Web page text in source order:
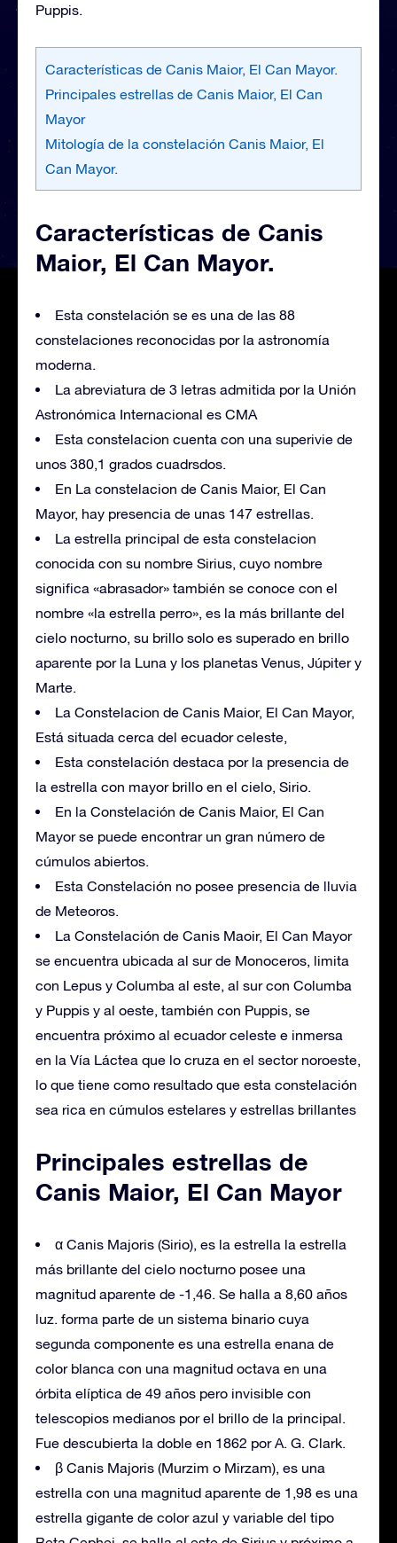
Puppis.
Características de Canis Maior, El Can Mayor.
Principales estrellas de Canis Maior, El Can
Mayor
Mitología de la constelación Canis Maior, El
Can Mayor.
Características de Canis
Maior, El Can Mayor.
Esta constelación se es una de las 88
constelaciones reconocidas por la astronomía
moderna.
La abreviatura de 3 letras admitida por la Unión
Astronómica Internacional es CMA
Esta constelacion cuenta con una superivie de
unos 380,1 grados cuadrsdos.
En La constelacion de Canis Maior, El Can
Mayor, hay presencia de unas 147 estrellas.
La estrella principal de esta constelacion
conocida con su nombre Sirius, cuyo nombre
significa «abrasador» también se conoce con el
nombre «la estrella perro», es la más brillante del
cielo nocturno, su brillo solo es superado en brillo
aparente por la Luna y los planetas Venus, Júpiter y
Marte.
La Constelacion de Canis Maior, El Can Mayor,
Está situada cerca del ecuador celeste,
Esta constelación destaca por la presencia de
la estrella con mayor brillo en el cielo, Sirio.
En la Constelación de Canis Maior, El Can
Mayor se puede encontrar un gran número de
cúmulos abiertos.
Esta Constelación no posee presencia de lluvia
de Meteoros.
La Constelación de Canis Maoir, El Can Mayor
se encuentra ubicada al sur de Monoceros, limita
con Lepus y Columba al este, al sur con Columba
y Puppis y al oeste, también con Puppis, se
encuentra próximo al ecuador celeste e inmersa
en la Vía Láctea que lo cruza en el sector noroeste,
lo que tiene como resultado que esta constelación
sea rica en cúmulos estelares y estrellas brillantes
Principales estrellas de
Canis Maior, El Can Mayor
α Canis Majoris (Sirio), es la estrella la estrella
más brillante del cielo nocturno posee una
magnitud aparente de -1,46. Se halla a 8,60 años
luz. forma parte de un sistema binario cuya
segunda componente es una estrella enana de
color blanca con una magnitud octava en una
órbita elíptica de 49 años pero invisible con
telescopios medianos por el brillo de la principal.
Fue descubierta la doble en 1862 por A. G. Clark.
β Canis Majoris (Murzim o Mirzam), es una
estrella con una magnitud aparente de 1,98 es una
estrella gigante de color azul y variable del tipo